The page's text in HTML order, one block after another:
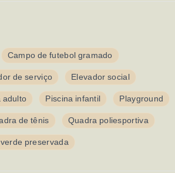
Campo de futebol gramado
de serviço Elevador social
adulto Piscina infantil Playground
de tênis Quadra poliesportiva
preservada